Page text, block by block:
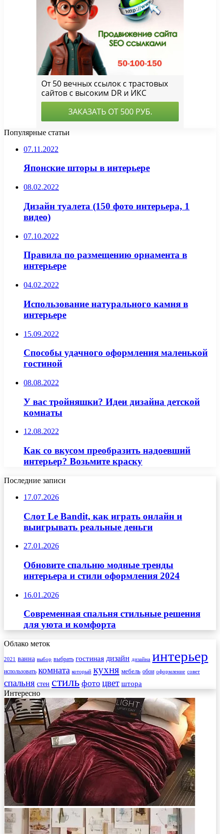
Популярные статьи
07.11.2022
Японские шторы в интерьере
08.02.2022
Дизайн туалета (150 фото интерьера, 1
видео)
07.10.2022
Правила по размещению орнамента в
интерьере
04.02.2022
Использование натурального камня в
интерьере
15.09.2022
Способы удачного оформления маленькой
гостиной
08.08.2022
У вас тройняшки? Идеи дизайна детской
комнаты
12.08.2022
Как со вкусом преобразить надоевший
интерьер? Возьмите краску
Последние записи
17.07.2026
Слот Le Bandit, как играть онлайн и
выигрывать реальные деньги
27.01.2026
Обновите спальню модные тренды
интерьера и стили оформления 2024
16.01.2026
Современная спальня стильные решения
для уюта и комфорта
Облако меток
2021 ванна выбор выбрать гостиная дизайн дизайна интерьер
использовать комната который кухня мебель обои оформление совет
спальня стен стиль фото цвет штора
Интересно